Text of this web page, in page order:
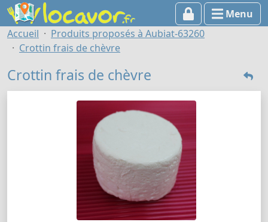
Menu
Accueil
Produits proposés à Aubiat-63260
Crottin frais de chèvre
Crottin frais de chèvre